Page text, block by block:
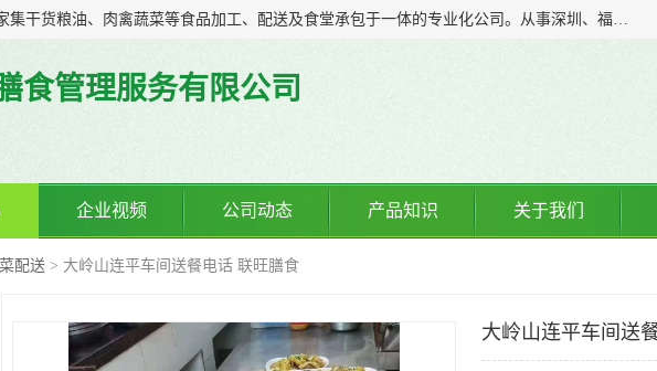
广东食安膳食管理服务有限公司是一家集干货粮油、肉禽蔬菜等食品加工、配送及食堂承包于一体的专业化公司。从事深圳、福永、公明、沙井、松岗等地区的蔬菜配送服务。 专业的服务队伍，以及完善的服务机制，经过多年的努力拼搏，赢得了广大客户的信赖和支持。
食管理服务有限公司
企业视频 公司动态 产品知识 关于我们
配送 > 大岭山连平车间送餐电话 联旺膳食
大岭山连平车间送